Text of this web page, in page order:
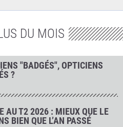
DU MOIS
"BADGÉS", OPTICIENS
?
AU T2 2026 : MIEUX QUE LE
BIEN QUE L’AN PASSÉ